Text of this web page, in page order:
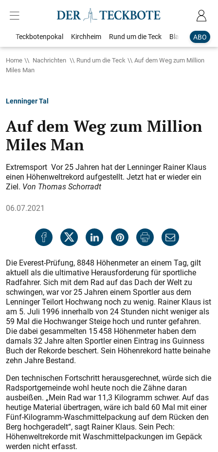
ABO
Teckbotenpokal Kirchheim Rund um die Teck Blaulicht
Home Nachrichten Rund um die Teck
Auf dem Weg zum Million
Miles Man
Lenninger Tal
Auf dem Weg zum Million
Miles Man
Extremsport Vor 25 Jahren hat der Lenninger Rainer Klaus
einen Höhenweltrekord aufgestellt. Jetzt hat er wieder ein
Ziel. Von Thomas Schorradt
06.07.2021
Die Everest-Prüfung, 8848 Höhenmeter an einem Tag, gilt
aktuell als die ultimative Herausforderung für sportliche
Radfahrer. Sich mit dem Rad auf das Dach der Welt zu
schwingen, war vor 25 Jahren einem Sportler aus dem
Lenninger Teilort Hochwang noch zu wenig. Rainer Klaus ist
am 5. Juli 1996 innerhalb von 24 Stunden nicht weniger als
59 Mal die Hochwanger Steige hoch und runter gefahren.
Die dabei gesammelten 15 458 Höhenmeter haben dem
damals 32 Jahre alten Sportler einen Eintrag ins Guinness
Buch der Rekorde beschert. Sein Höhenrekord hatte beinahe
zehn Jahre Bestand.
Den technischen Fortschritt herausgerechnet, würde sich die
Radsportgemeinde wohl heute noch die Zähne daran
ausbeißen. „Mein Rad war 11,3 Kilogramm schwer. Auf das
heutige Material übertragen, wäre ich bald 60 Mal mit einer
Fünf-Kilogramm-Waschmittelpackung auf dem Rücken den
Berg hochgeradelt“, sagt Rainer Klaus. Sein Pech:
Höhenweltrekorde mit Waschmittelpackungen im Gepäck
werden nicht erfasst.